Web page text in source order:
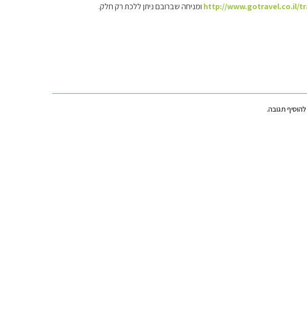
http://www.gotravel.co.il/ ומניחה שברובם ניתן ללכת רק חלק.
תגובה.